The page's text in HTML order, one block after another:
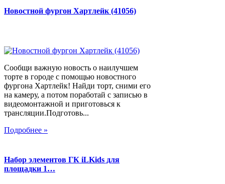
Новостной фургон Хартлейк (41056)
Сообщи важную новость о наилучшем
торте в городе с помощью новостного
фургона Хартлейк! Найди торт, сними его
на камеру, а потом поработай с записью в
видеомонтажной и приготовься к
трансляции.Подготовь...
Подробнее »
Набор элементов ГК iLKids для
площадки 1…